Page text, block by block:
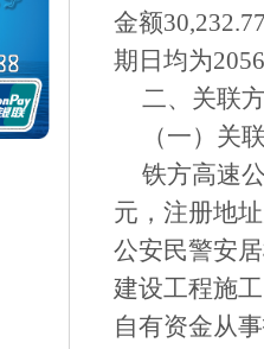
金额
期日均为
二、关联
（一）关
铁方高速
元，注册地
公安民警安
建设工程施
自有资金从